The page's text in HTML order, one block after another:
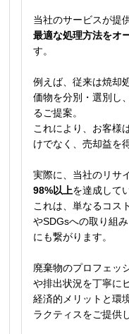
当社のサービスが提
最適な処理方法をオ
す。
例えば、従来は焼却
価物を分別・選別し
るご提案。
これにより、お客様
けでなく、売却益を
実際に、当社のリサ
98%以上を達成して
これは、単なるコス
やSDGsへの取り組
にも繋がります。
廃棄物のプロフェッ
や排出状況を丁寧に
経済的メリットと環
ラクティスをご提供